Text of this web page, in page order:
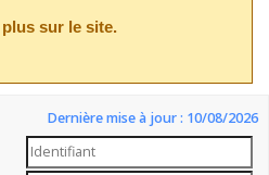
sur le site.
Dernière mise à jour : 10/08/2026